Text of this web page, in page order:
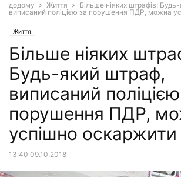
додому Життя
Більше ніяких штрафів:
виписаний поліцією за порушення ПДР, можна
Життя
Більше ніяких
Будь-який штраф,
виписаний
порушення ПДР,
успішно
13:40 09.10.2018